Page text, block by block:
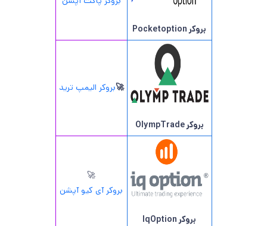
بروکر Pocketoption
بروکر OlympTrade
🚀بروکر الیمپ ترید
بروکر IqOption
🚀
بروکر آی کیو آپشن